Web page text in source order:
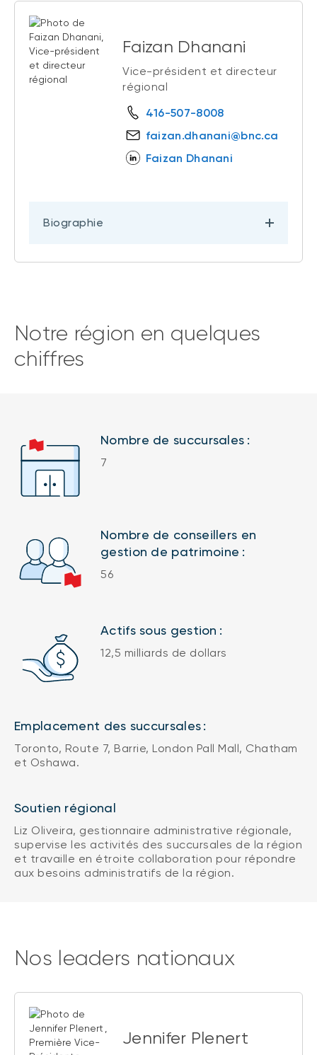
Faizan Dhanani
Vice-président et directeur
régional
416-507-8008
faizan.dhanani@bnc.ca
Faizan Dhanani
Biographie
Notre région en quelques
chiffres
Nombre de succursales :
7
Nombre de conseillers en
gestion de patrimoine :
56
Actifs sous gestion :
12,5 milliards de dollars
Emplacement des succursales :
Toronto, Route 7, Barrie, London Pall Mall, Chatham
et Oshawa.
Soutien régional
Liz Oliveira, gestionnaire administrative régionale,
supervise les activités des succursales de la région
et travaille en étroite collaboration pour répondre
aux besoins administratifs de la région.
Nos leaders nationaux
Jennifer Plenert